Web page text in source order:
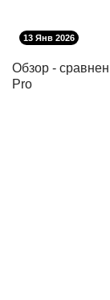
13 Янв 2026
Обзор -
Pro